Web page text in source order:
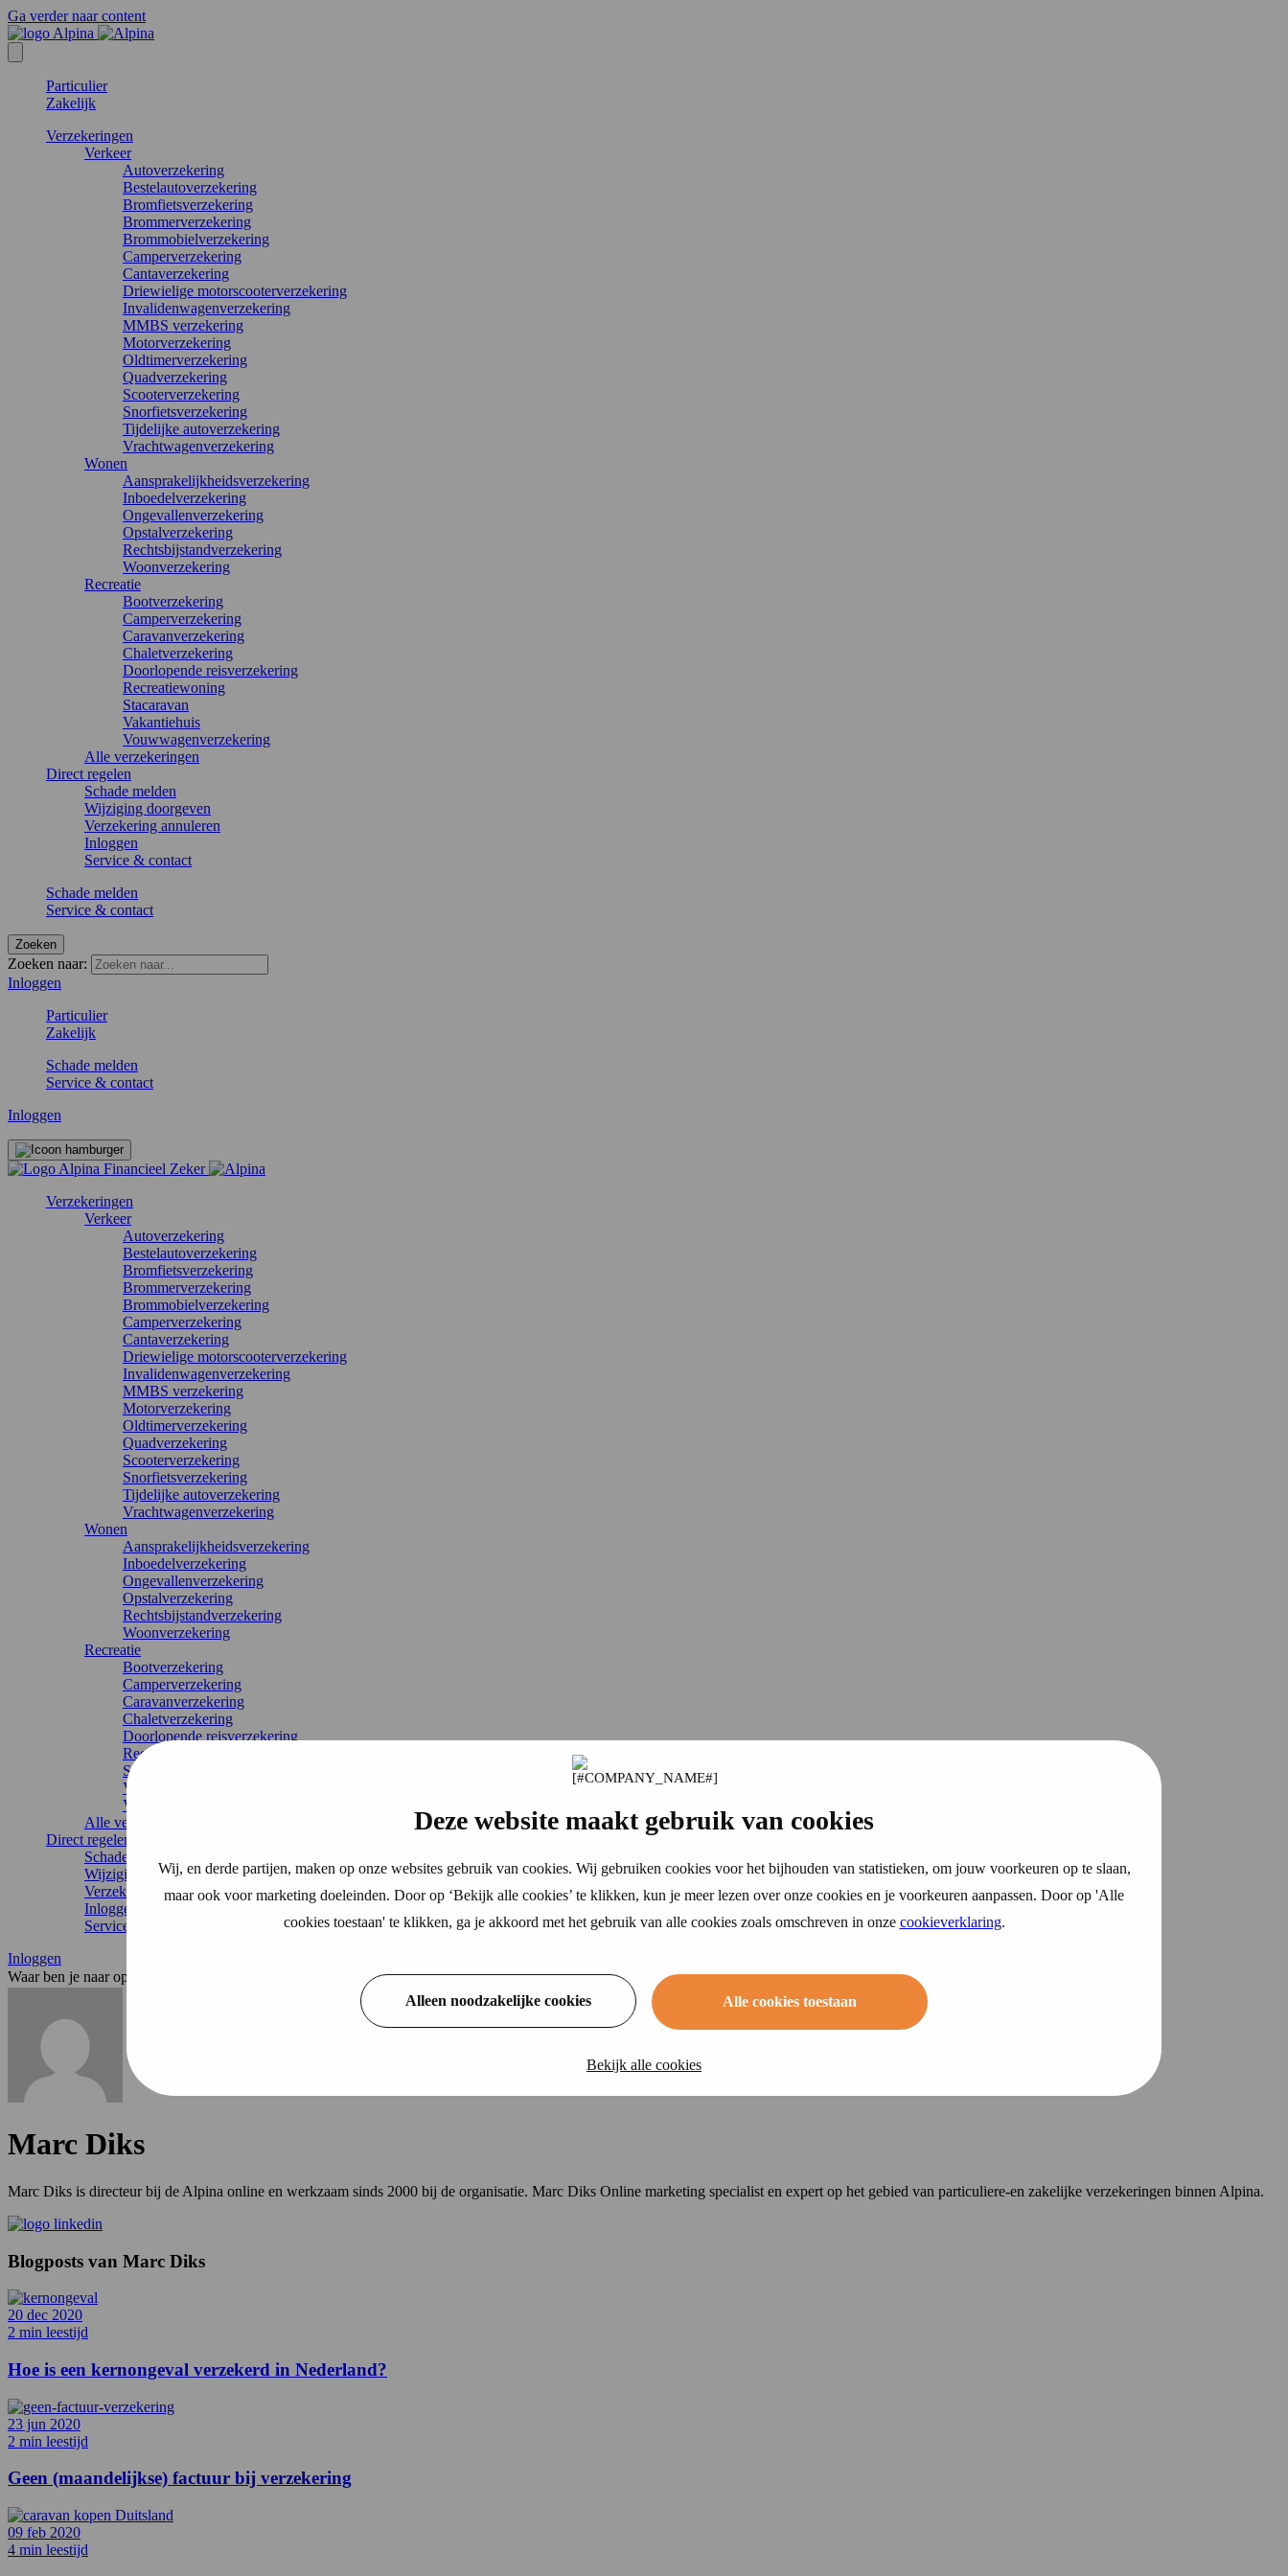
Deze website maakt gebruik van cookies
Wij, en derde partijen, maken op onze websites gebruik van cookies. Wij gebruiken cookies voor het bijhouden van statistieken, om jouw voorkeuren op te slaan,
maar ook voor marketing doeleinden. Door op ‘Bekijk alle cookies’ te klikken, kun je meer lezen over onze cookies en je voorkeuren aanpassen. Door op 'Alle
cookies toestaan' te klikken, ga je akkoord met het gebruik van alle cookies zoals omschreven in onze cookieverklaring.
Alleen noodzakelijke cookies Alle cookies toestaan
Bekijk alle cookies
Ga verder naar content
Particulier
Zakelijk
Verzekeringen
Verkeer
Autoverzekering
Bestelautoverzekering
Bromfietsverzekering
Brommerverzekering
Brommobielverzekering
Camperverzekering
Cantaverzekering
Driewielige motorscooterverzekering
Invalidenwagenverzekering
MMBS verzekering
Motorverzekering
Oldtimerverzekering
Quadverzekering
Scooterverzekering
Snorfietsverzekering
Tijdelijke autoverzekering
Vrachtwagenverzekering
Wonen
Aansprakelijkheidsverzekering
Inboedelverzekering
Ongevallenverzekering
Opstalverzekering
Rechtsbijstandverzekering
Woonverzekering
Recreatie
Bootverzekering
Camperverzekering
Caravanverzekering
Chaletverzekering
Doorlopende reisverzekering
Recreatiewoning
Stacaravan
Vakantiehuis
Vouwwagenverzekering
Alle verzekeringen
Direct regelen
Schade melden
Wijziging doorgeven
Verzekering annuleren
Inloggen
Service & contact
Schade melden
Service & contact
Zoeken
Zoeken naar:
Inloggen
Particulier
Zakelijk
Schade melden
Service & contact
Inloggen
Verzekeringen
Verkeer
Autoverzekering
Bestelautoverzekering
Bromfietsverzekering
Brommerverzekering
Brommobielverzekering
Camperverzekering
Cantaverzekering
Driewielige motorscooterverzekering
Invalidenwagenverzekering
MMBS verzekering
Motorverzekering
Oldtimerverzekering
Quadverzekering
Scooterverzekering
Snorfietsverzekering
Tijdelijke autoverzekering
Vrachtwagenverzekering
Wonen
Aansprakelijkheidsverzekering
Inboedelverzekering
Ongevallenverzekering
Opstalverzekering
Rechtsbijstandverzekering
Woonverzekering
Recreatie
Bootverzekering
Camperverzekering
Caravanverzekering
Chaletverzekering
Doorlopende reisverzekering
Recreatiewoning
Stacaravan
Vakantiehuis
Vouwwagenverzekering
Alle verzekeringen
Direct regelen
Schade melden
Wijziging doorgeven
Verzekering annuleren
Inloggen
Service & contact
Inloggen
Waar ben je naar op zoek?
Marc Diks
Marc Diks is directeur bij de Alpina online en werkzaam sinds 2000 bij de organisatie. Marc Diks Online marketing specialist en expert op het gebied van particuliere-en zakelijke verzekeringen binnen Alpina.
Blogposts van Marc Diks
20 dec 2020
2 min leestijd
Hoe is een kernongeval verzekerd in Nederland?
23 jun 2020
2 min leestijd
Geen (maandelijkse) factuur bij verzekering
09 feb 2020
4 min leestijd